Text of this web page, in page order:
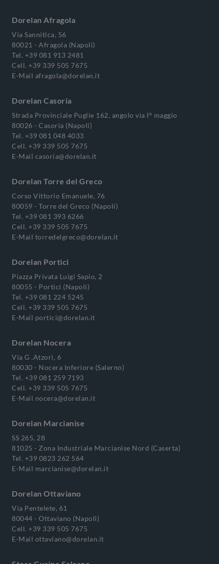
Dorelan Afragola
Via Sannitica, 56
80021 - Afragola (Napoli)
Tel. +39 081 913 2481
Cell. +39 339 505 7675
E-Mail afragola@dorelan.it
Dorelan Casoria
Strada Provinciale Puglie 162, angolo via I° maggio
80026 - Casoria (Napoli)
Tel. +39 081 048 4033
Cell. +39 339 505 7675
E-Mail casoria@dorelan.it
Dorelan Torre del Greco
Corso Vittorio Emanuele, 76
80059 - Torre del Greco (Napoli)
Tel. +39 081 393 6266
Cell. +39 339 505 7675
E-Mail torredelgreco@dorelan.it
Dorelan Portici
Piazza Privata Luigi Sapio, 2
80055 - Portici (Napoli)
Tel. +39 081 224 5245
Cell. +39 339 505 7675
E-Mail portici@dorelan.it
Dorelan Nocera
Via G .Atzori, 6
80030 - Nocera Inferiore (Salerno)
Tel. +39 081 259 7193
Cell. +39 339 505 7675
E-Mail nocera@dorelan.it
Dorelan Marcianise
SS 265, 28
81025 - Zona Industriale Marcianise Nord (Caserta)
Tel. +39 0823 262 564
E-Mail marcianise@dorelan.it
Dorelan Ottaviano
Via Pentelete, 61
80044 - Ottaviano (Napoli)
Cell. +39 339 505 7675
E-Mail ottaviano@dorelan.it